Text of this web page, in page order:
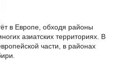
в Европе, обходя районы
азиатских территориях. В
части, в районах